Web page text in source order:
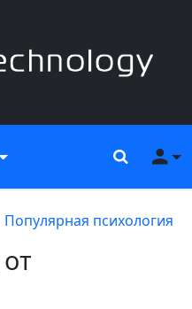
Поиск
Популярная психология